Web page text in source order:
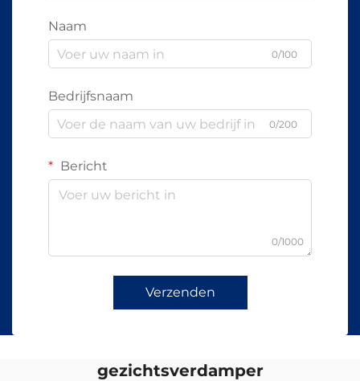
Naam
0/100
Bedrijfsnaam
0/200
Bericht
0/1000
Verzenden
gezichtsverdamper